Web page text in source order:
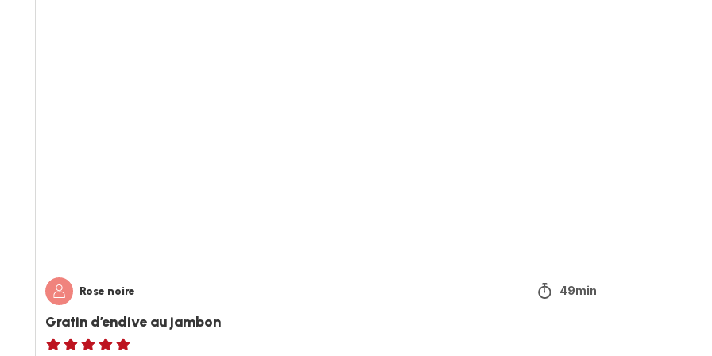
Rose noire 49min
Gratin d’endive au jambon